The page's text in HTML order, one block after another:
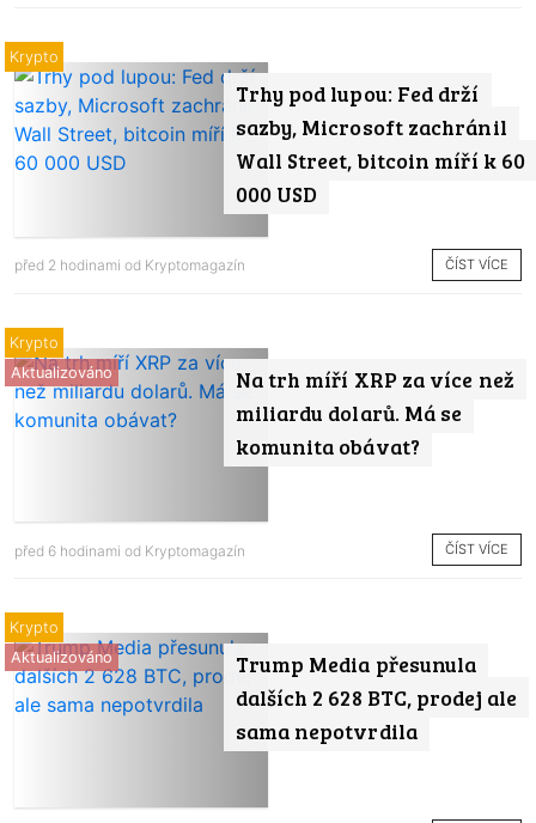
Trhy pod lupou: Fed drží
sazby, Microsoft zachránil
Wall Street, bitcoin míří k 60
000 USD
Krypto
před 2 hodinami od Kryptomagazín ČÍST VÍCE
Na trh míří XRP za více než
miliardu dolarů. Má se
komunita obávat?
Aktualizováno
Krypto
před 6 hodinami od Kryptomagazín ČÍST VÍCE
Trump Media přesunula
dalších 2 628 BTC, prodej ale
sama nepotvrdila
Aktualizováno
Krypto